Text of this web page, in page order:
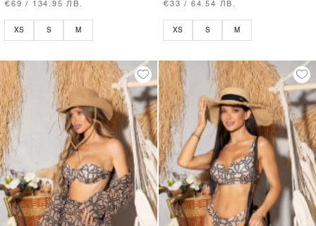
€69 / 134.95 ЛВ.
XS S M
€33 / 64.54 ЛВ.
XS S M